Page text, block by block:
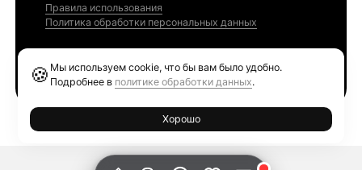
Правила использования
Политика обработки персональных данных
🍪 Мы используем cookie, что бы вам было удобно.
Подробнее в политике обработки данных.
Хорошо
Ethereum GAS Tracker